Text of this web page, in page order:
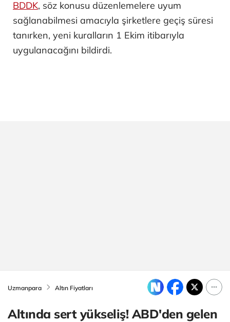
BDDK, söz konusu düzenlemelere uyum
sağlanabilmesi amacıyla şirketlere geçiş süresi
tanırken, yeni kuralların 1 Ekim itibarıyla
uygulanacağını bildirdi.
Uzmanpara Altın Fiyatları
Altında sert yükseliş! ABD'den gelen